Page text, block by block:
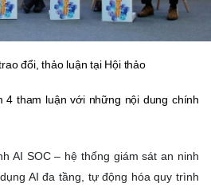
đổi, thảo luận tại Hội thảo
4 tham luận với những nội dung chính
AI SOC – hệ thống giám sát an ninh
AI đa tầng, tự động hóa quy trình